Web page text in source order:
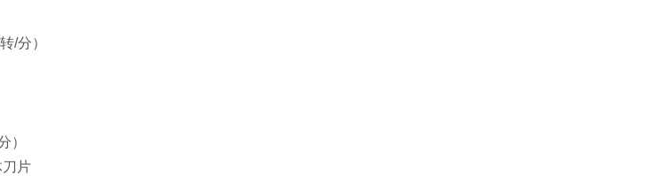
/分）
）
片